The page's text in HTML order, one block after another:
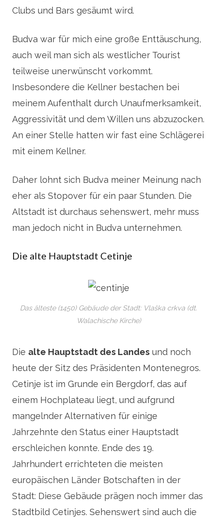
Clubs und Bars gesäumt wird.
Budva war für mich eine große Enttäuschung,
auch weil man sich als westlicher Tourist
teilweise unerwünscht vorkommt.
Insbesondere die Kellner bestachen bei
meinem Aufenthalt durch Unaufmerksamkeit,
Aggressivität und dem Willen uns abzuzocken.
An einer Stelle hatten wir fast eine Schlägerei
mit einem Kellner.
Daher lohnt sich Budva meiner Meinung nach
eher als Stopover für ein paar Stunden. Die
Altstadt ist durchaus sehenswert, mehr muss
man jedoch nicht in Budva unternehmen.
Die alte Hauptstadt Cetinje
Das älteste (1450) Gebäude der Stadt: Vlaška crkva (dt.
Walachische Kirche)
Die alte Hauptstadt des Landes und noch
heute der Sitz des Präsidenten Montenegros.
Cetinje ist im Grunde ein Bergdorf, das auf
einem Hochplateau liegt, und aufgrund
mangelnder Alternativen für einige
Jahrzehnte den Status einer Hauptstadt
erschleichen konnte. Ende des 19.
Jahrhundert errichteten die meisten
europäischen Länder Botschaften in der
Stadt: Diese Gebäude prägen noch immer das
Stadtbild Cetinjes. Sehenswert sind auch die